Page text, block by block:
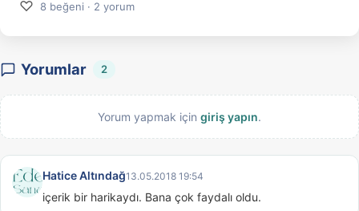
♡ 8 beğeni · 2 yorum
Yorumlar 2
Yorum yapmak için giriş yapın.
Hatice Altındağ13.05.2018 19:54
içerik bir harikaydı. Bana çok faydalı oldu.